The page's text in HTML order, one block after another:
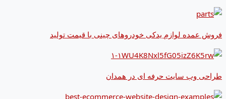
فروش عمده لوازم یدکی خودروهای چینی با قیمت تولید
طراحی وب سایت حرفه ای در همدان